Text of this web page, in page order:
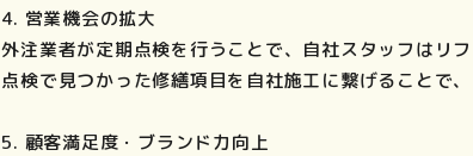
4. 営業機会の拡大
外注業者が定期点検を行うことで、自社スタッフはリ
点検で見つかった修繕項目を自社施工に繋げることで
5. 顧客満足度・ブランド力向上